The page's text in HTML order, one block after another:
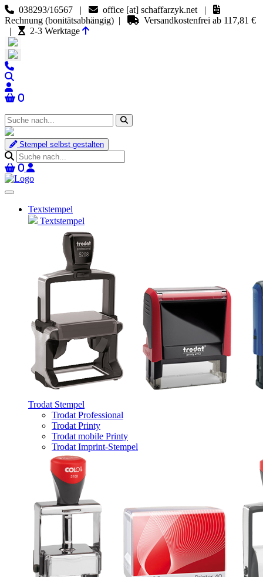
038293/16567 | office [at] schaffarzyk.net |
Rechnung (bonitätsabhängig) |
Versandkostenfrei ab 117,81 €
|
2-3 Werktage
0
Stempel selbst gestalten
0
Textstempel
Textstempel
Trodat Stempel
Trodat Professional
Trodat Printy
Trodat mobile Printy
Trodat Imprint-Stempel